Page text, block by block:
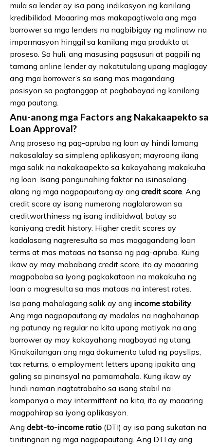
mula sa lender ay isa pang indikasyon ng kanilang
kredibilidad. Maaaring mas makapagtiwala ang mga
borrower sa mga lenders na nagbibigay ng malinaw na
impormasyon hinggil sa kanilang mga produkto at
proseso. Sa huli, ang masusing pagsusuri at pagpili ng
tamang online lender ay nakatutulong upang maglagay
ang mga borrower’s sa isang mas magandang
posisyon sa pagtanggap at pagbabayad ng kanilang
mga pautang.
Anu-anong mga Factors ang Nakakaapekto sa
Loan Approval?
Ang proseso ng pag-apruba ng loan ay hindi lamang
nakasalalay sa simpleng aplikasyon; mayroong ilang
mga salik na nakakaapekto sa kakayahang makakuha
ng loan. Isang pangunahing faktor na isinasalang-
alang ng mga nagpapautang ay ang credit score. Ang
credit score ay isang numerong naglalarawan sa
creditworthiness ng isang indibidwal, batay sa
kaniyang credit history. Higher credit scores ay
kadalasang nagreresulta sa mas magagandang loan
terms at mas mataas na tsansa ng pag-apruba. Kung
ikaw ay may mababang credit score, ito ay maaaring
magpababa sa iyong pagkakataon na makakuha ng
loan o magresulta sa mas mataas na interest rates.
Isa pang mahalagang salik ay ang income stability.
Ang mga nagpapautang ay madalas na naghahanap
ng patunay ng regular na kita upang matiyak na ang
borrower ay may kakayahang magbayad ng utang.
Kinakailangan ang mga dokumento tulad ng payslips,
tax returns, o employment letters upang ipakita ang
galing sa pinansyal na pamamahala. Kung ikaw ay
hindi naman nagtatrabaho sa isang stabil na
kompanya o may intermittent na kita, ito ay maaaring
magpahirap sa iyong aplikasyon.
Ang debt-to-income ratio (DTI) ay isa pang sukatan na
tinitingnan ng mga nagpapautang. Ang DTI ay ang